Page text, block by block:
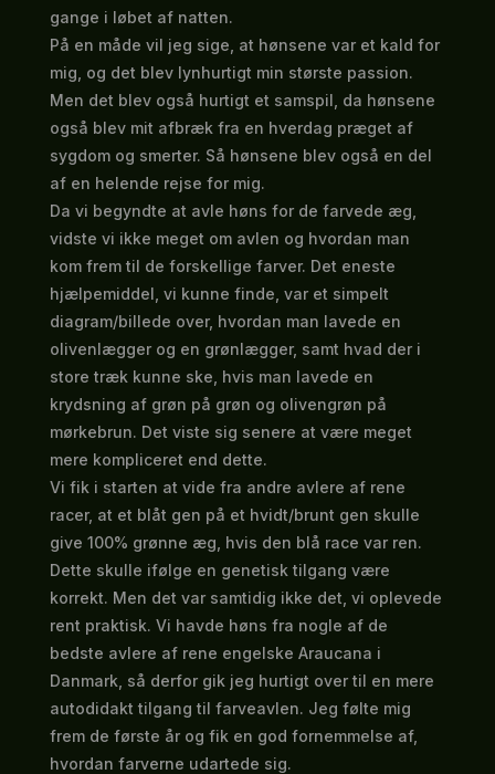
gange i løbet af natten.
På en måde vil jeg sige, at hønsene var et kald for
mig, og det blev lynhurtigt min største passion.
Men det blev også hurtigt et samspil, da hønsene
også blev mit afbræk fra en hverdag præget af
sygdom og smerter. Så hønsene blev også en del
af en helende rejse for mig.
Da vi begyndte at avle høns for de farvede æg,
vidste vi ikke meget om avlen og hvordan man
kom frem til de forskellige farver. Det eneste
hjælpemiddel, vi kunne finde, var et simpelt
diagram/billede over, hvordan man lavede en
olivenlægger og en grønlægger, samt hvad der i
store træk kunne ske, hvis man lavede en
krydsning af grøn på grøn og olivengrøn på
mørkebrun. Det viste sig senere at være meget
mere kompliceret end dette.
Vi fik i starten at vide fra andre avlere af rene
racer, at et blåt gen på et hvidt/brunt gen skulle
give 100% grønne æg, hvis den blå race var ren.
Dette skulle ifølge en genetisk tilgang være
korrekt. Men det var samtidig ikke det, vi oplevede
rent praktisk. Vi havde høns fra nogle af de
bedste avlere af rene engelske Araucana i
Danmark, så derfor gik jeg hurtigt over til en mere
autodidakt tilgang til farveavlen. Jeg følte mig
frem de første år og fik en god fornemmelse af,
hvordan farverne udartede sig.